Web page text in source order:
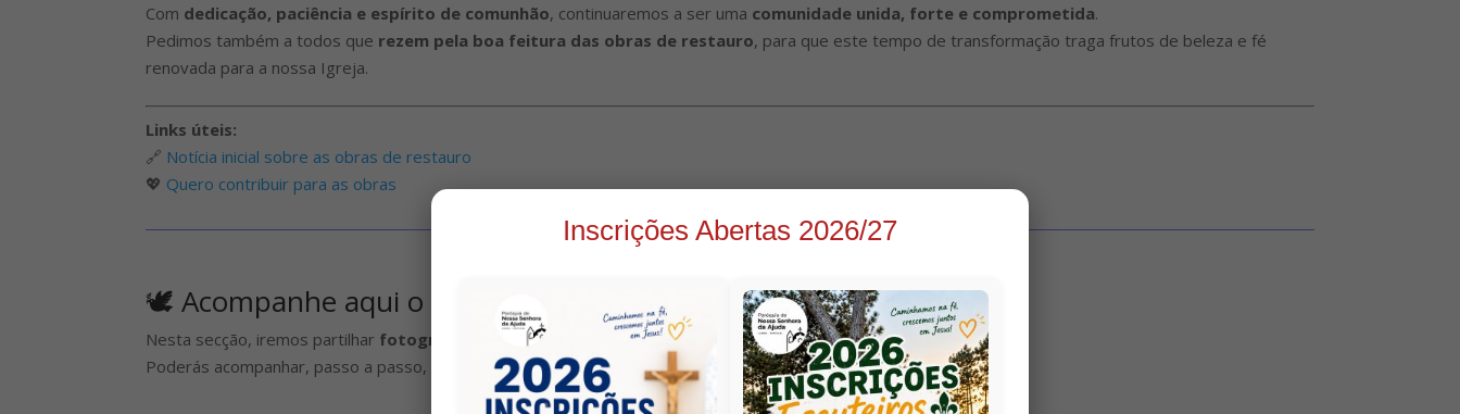
Com dedicação, paciência e espírito de comunhão, continuaremos a ser uma comunidade unida, forte e comprometida.
Pedimos também a todos que rezem pela boa feitura das obras de restauro, para que este tempo de transformação traga frutos de beleza e fé
renovada para a nossa Igreja.
Links úteis:
🔗 Notícia inicial sobre as obras de restauro
💖 Quero contribuir para as obras
🕊️ Acompanhe aqui o que vai acontecendo…
Nesta secção, iremos partilhar fotografias, vídeos e pequenas descrições
que mostram a evolução das obras.
Poderás acompanhar, passo a passo, este percurso de renovação e cuidado pela nossa casa comum.
Inscrições Abertas 2026/27